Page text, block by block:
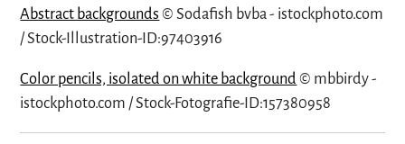
Abstract backgrounds © Sodafish bvba - istockphoto.com
/ Stock-Illustration-ID:97403916
Color pencils, isolated on white background © mbbirdy -
istockphoto.com / Stock-Fotografie-ID:157380958